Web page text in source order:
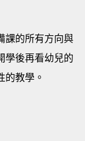
課的所有方向與
學後再看幼兒的
的教學。